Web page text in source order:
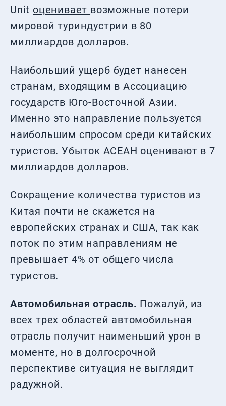
Unit оценивает возможные потери
мировой туриндустрии в 80
миллиардов долларов.
Наибольший ущерб будет нанесен
странам, входящим в Ассоциацию
государств Юго-Восточной Азии.
Именно это направление пользуется
наибольшим спросом среди китайских
туристов. Убыток АСЕАН оценивают в 7
миллиардов долларов.
Сокращение количества туристов из
Китая почти не скажется на
европейских странах и США, так как
поток по этим направлениям не
превышает 4% от общего числа
туристов.
Автомобильная отрасль. Пожалуй, из
всех трех областей автомобильная
отрасль получит наименьший урон в
моменте, но в долгосрочной
перспективе ситуация не выглядит
радужной.